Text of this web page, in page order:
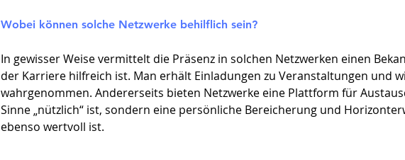
Wobei können solche Netzwerke behilflich sein?
In gewisser Weise vermittelt die Präsenz in solchen Netzwerken einen
der Karriere hilfreich ist. Man erhält Einladungen zu Veranstaltungen und
wahrgenommen. Andererseits bieten Netzwerke eine Plattform für
Sinne „nützlich“ ist, sondern eine persönliche Bereicherung und
ebenso wertvoll ist.